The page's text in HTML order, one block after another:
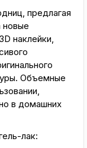
предлагая
новые
наклейки,
Объемные
в домашних
лак: